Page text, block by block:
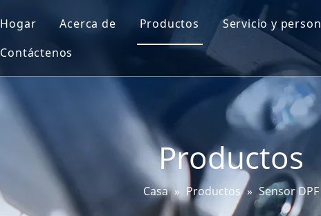
Hogar Acerca de
Prueba y certificaciones
Productos
Sensor de nivel de aceite del
Sensor de ángulo de dirección
Sensor DPF
Sensor EGT
Sensor de bujía incandescente
Servicio y
Contáctenos
Productos
Casa » Productos » Sensor DPF